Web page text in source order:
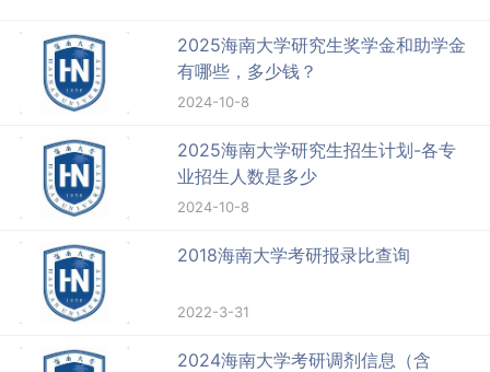
2025海南大学研究生奖学金和助学金
有哪些，多少钱？
2024-10-8
2025海南大学研究生招生计划-各专
业招生人数是多少
2024-10-8
2018海南大学考研报录比查询
2022-3-31
2024海南大学考研调剂信息（含